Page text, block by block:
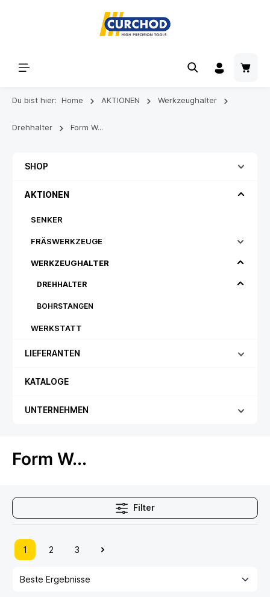
Du bist hier: Home AKTIONEN Werkzeughalter
Drehhalter Form W...
SHOP
AKTIONEN
SENKER
FRÄSWERKZEUGE
WERKZEUGHALTER
DREHHALTER
BOHRSTANGEN
WERKSTATT
LIEFERANTEN
KATALOGE
UNTERNEHMEN
Form W...
Filter
1 2 3